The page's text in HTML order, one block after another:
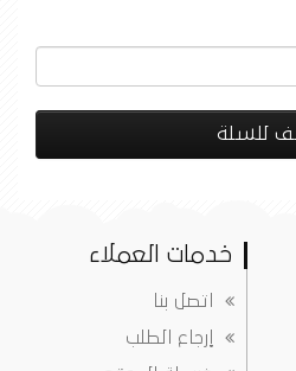
للسلة
خدمات العملاء
اتصل بنا
إرجاع الطلب